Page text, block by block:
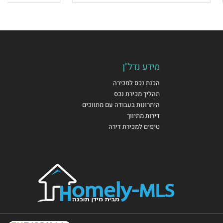
מידע נדל"ן
הכנת נכס למכירה
תהליך מכירת נכס
היתרונות בעבודה עם מתווכים
דירות מתיווך
טיפים למכירת דירה